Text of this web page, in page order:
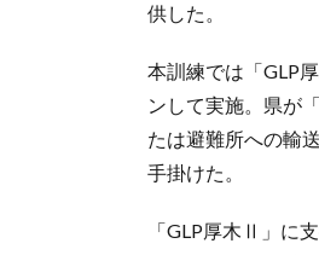
供した。
本訓練では「GLP
ンして実施。県が
たは避難所への輸
手掛けた。
「GLP厚木Ⅱ」に